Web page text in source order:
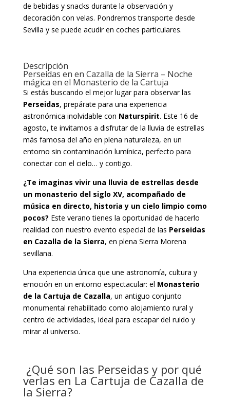
de bebidas y snacks durante la observación y
decoración con velas. Pondremos transporte desde
Sevilla y se puede acudir en coches particulares.
Descripción
Perseidas en en Cazalla de la Sierra – Noche
mágica en el Monasterio de la Cartuja
Si estás buscando el mejor lugar para observar las
Perseidas, prepárate para una experiencia
astronómica inolvidable con Naturspirit. Este 16 de
agosto, te invitamos a disfrutar de la lluvia de estrellas
más famosa del año en plena naturaleza, en un
entorno sin contaminación lumínica, perfecto para
conectar con el cielo… y contigo.
¿Te imaginas vivir una lluvia de estrellas desde
un monasterio del siglo XV, acompañado de
música en directo, historia y un cielo limpio como
pocos? Este verano tienes la oportunidad de hacerlo
realidad con nuestro evento especial de las Perseidas
en Cazalla de la Sierra, en plena Sierra Morena
sevillana.
Una experiencia única que une astronomía, cultura y
emoción en un entorno espectacular: el Monasterio
de la Cartuja de Cazalla, un antiguo conjunto
monumental rehabilitado como alojamiento rural y
centro de actividades, ideal para escapar del ruido y
mirar al universo.
¿Qué son las Perseidas y por qué
verlas en La Cartuja de Cazalla de
la Sierra?